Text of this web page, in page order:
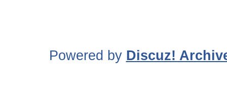
Powered by Discuz!